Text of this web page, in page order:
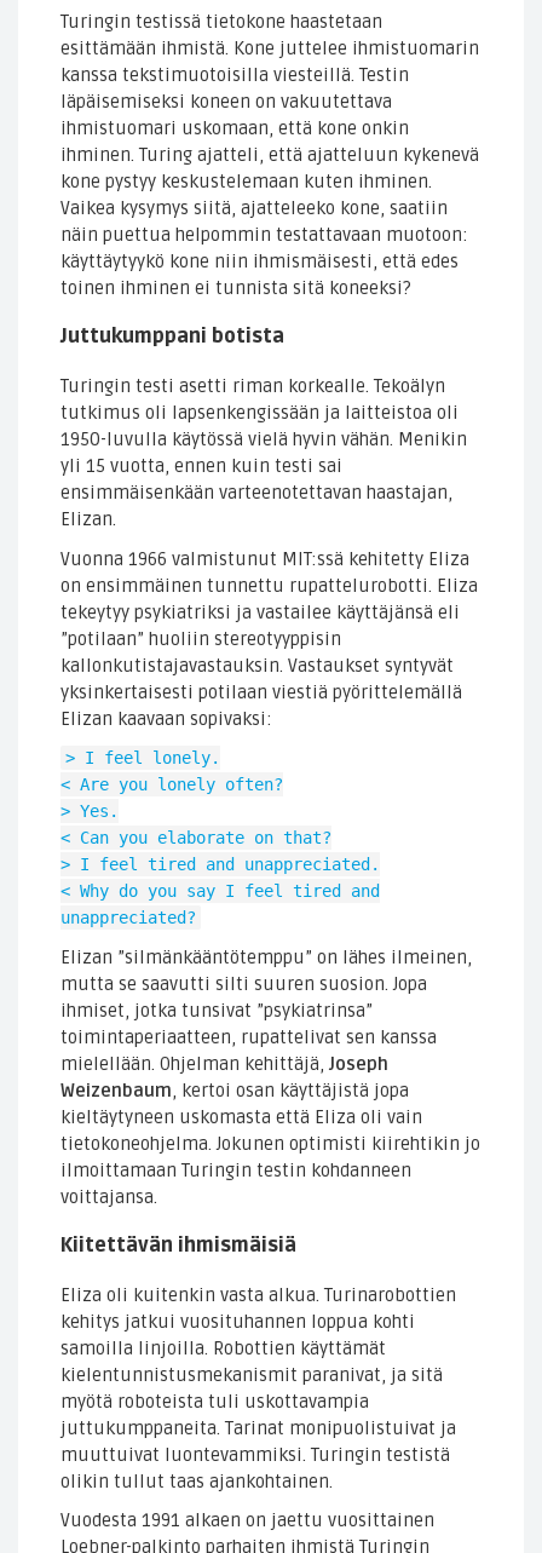
Turingin testissä tietokone haastetaan
esittämään ihmistä. Kone juttelee ihmistuomarin
kanssa tekstimuotoisilla viesteillä. Testin
läpäisemiseksi koneen on vakuutettava
ihmistuomari uskomaan, että kone onkin
ihminen. Turing ajatteli, että ajatteluun kykenevä
kone pystyy keskustelemaan kuten ihminen.
Vaikea kysymys siitä, ajatteleeko kone, saatiin
näin puettua helpommin testattavaan muotoon:
käyttäytyykö kone niin ihmismäisesti, että edes
toinen ihminen ei tunnista sitä koneeksi?
Juttukumppani botista
Turingin testi asetti riman korkealle. Tekoälyn
tutkimus oli lapsenkengissään ja laitteistoa oli
1950-luvulla käytössä vielä hyvin vähän. Menikin
yli 15 vuotta, ennen kuin testi sai
ensimmäisenkään varteenotettavan haastajan,
Elizan.
Vuonna 1966 valmistunut MIT:ssä kehitetty Eliza
on ensimmäinen tunnettu rupattelurobotti. Eliza
tekeytyy psykiatriksi ja vastailee käyttäjänsä eli
”potilaan” huoliin stereotyyppisin
kallonkutistajavastauksin. Vastaukset syntyvät
yksinkertaisesti potilaan viestiä pyörittelemällä
Elizan kaavaan sopivaksi:
> I feel lonely.
< Are you lonely often?
> Yes.
< Can you elaborate on that?
> I feel tired and unappreciated.
< Why do you say I feel tired and
unappreciated?
Elizan ”silmänkääntötemppu” on lähes ilmeinen,
mutta se saavutti silti suuren suosion. Jopa
ihmiset, jotka tunsivat ”psykiatrinsa”
toimintaperiaatteen, rupattelivat sen kanssa
mielellään. Ohjelman kehittäjä, Joseph
Weizenbaum, kertoi osan käyttäjistä jopa
kieltäytyneen uskomasta että Eliza oli vain
tietokoneohjelma. Jokunen optimisti kiirehtikin jo
ilmoittamaan Turingin testin kohdanneen
voittajansa.
Kiitettävän ihmismäisiä
Eliza oli kuitenkin vasta alkua. Turinarobottien
kehitys jatkui vuosituhannen loppua kohti
samoilla linjoilla. Robottien käyttämät
kielentunnistusmekanismit paranivat, ja sitä
myötä roboteista tuli uskottavampia
juttukumppaneita. Tarinat monipuolistuivat ja
muuttuivat luontevammiksi. Turingin testistä
olikin tullut taas ajankohtainen.
Vuodesta 1991 alkaen on jaettu vuosittainen
Loebner-palkinto parhaiten ihmistä Turingin